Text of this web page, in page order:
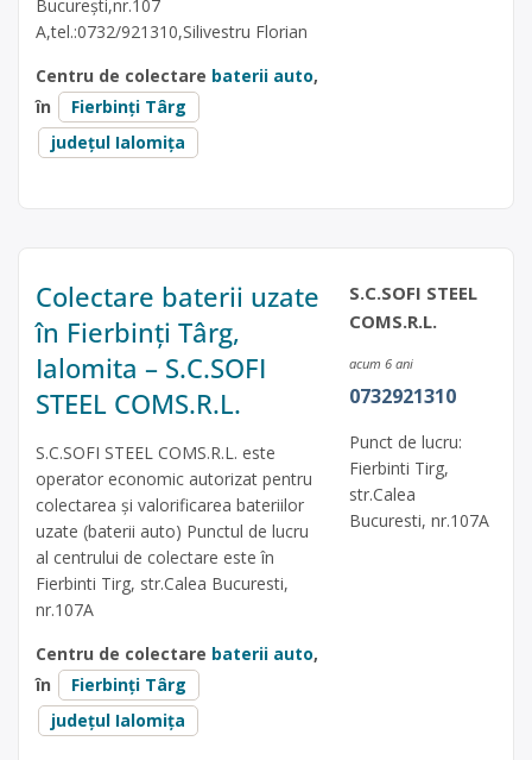
București,nr.107
A,tel.:0732/921310,Silivestru Florian
Centru de colectare baterii auto,
în
Fierbinți Târg
județul Ialomița
Colectare baterii uzate
în Fierbinți Târg,
Ialomita – S.C.SOFI
STEEL COMS.R.L.
S.C.SOFI STEEL COMS.R.L. este
operator economic autorizat pentru
colectarea și valorificarea bateriilor
uzate (baterii auto) Punctul de lucru
al centrului de colectare este în
Fierbinti Tirg, str.Calea Bucuresti,
nr.107A
Centru de colectare baterii auto,
în
Fierbinți Târg
județul Ialomița
S.C.SOFI STEEL
COMS.R.L.
acum 6 ani
0732921310
Punct de lucru:
Fierbinti Tirg,
str.Calea
Bucuresti, nr.107A